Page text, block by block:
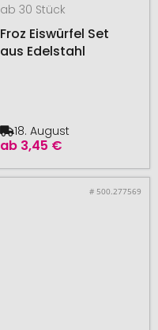
ab 30 Stück
Froz Eiswürfel Set
aus Edelstahl
ab 3,45 €
18. August
# 500.277569